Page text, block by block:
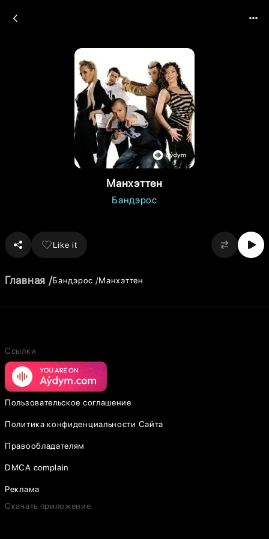
Манхэттен
Бандэрос
Like it
Главная Бандэрос Манхэттен
Ссылки
Пользовательское соглашение
Политика конфиденциальности Сайта
Правообладателям
DMCA complain
Реклама
Скачать приложение